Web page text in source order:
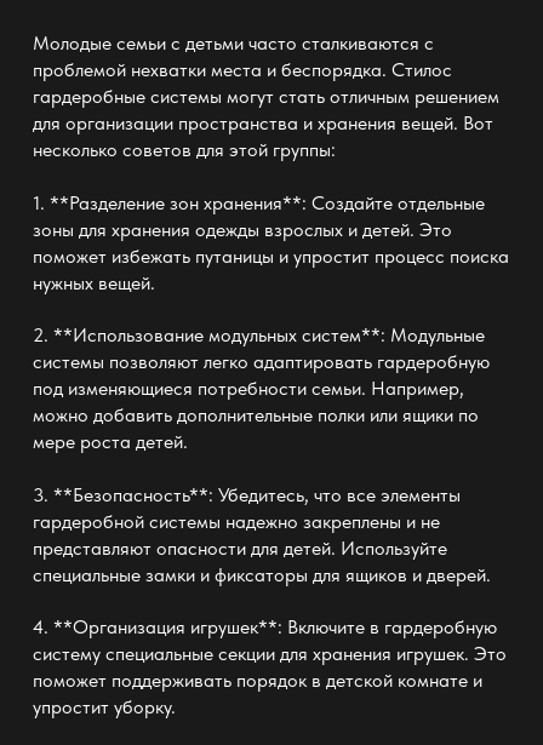
Молодые семьи с детьми часто сталкиваются с
проблемой нехватки места и беспорядка. Стилос
гардеробные системы могут стать отличным решением
для организации пространства и хранения вещей. Вот
несколько советов для этой группы:
1. **Разделение зон хранения**: Создайте отдельные
зоны для хранения одежды взрослых и детей. Это
поможет избежать путаницы и упростит процесс поиска
нужных вещей.
2. **Использование модульных систем**: Модульные
системы позволяют легко адаптировать гардеробную
под изменяющиеся потребности семьи. Например,
можно добавить дополнительные полки или ящики по
мере роста детей.
3. **Безопасность**: Убедитесь, что все элементы
гардеробной системы надежно закреплены и не
представляют опасности для детей. Используйте
специальные замки и фиксаторы для ящиков и дверей.
4. **Организация игрушек**: Включите в гардеробную
систему специальные секции для хранения игрушек. Это
поможет поддерживать порядок в детской комнате и
упростит уборку.